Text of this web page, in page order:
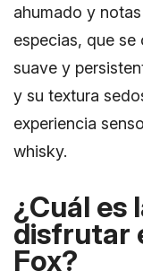
ahumado y
especias, que
suave y
y su textura
experiencia
whisky.
¿Cuál es
disfrutar
Fox?